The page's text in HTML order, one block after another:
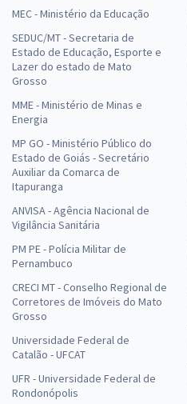
MEC - Ministério da Educação
SEDUC/MT - Secretaria de
Estado de Educação, Esporte e
Lazer do estado de Mato
Grosso
MME - Ministério de Minas e
Energia
MP GO - Ministério Público do
Estado de Goiás - Secretário
Auxiliar da Comarca de
Itapuranga
ANVISA - Agência Nacional de
Vigilância Sanitária
PM PE - Polícia Militar de
Pernambuco
CRECI MT - Conselho Regional de
Corretores de Imóveis do Mato
Grosso
Universidade Federal de
Catalão - UFCAT
UFR - Universidade Federal de
Rondonópolis